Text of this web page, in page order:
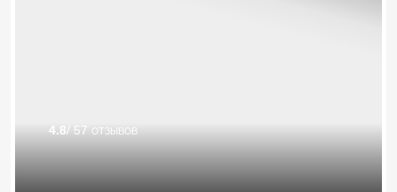
4.8/ 57 отзывов